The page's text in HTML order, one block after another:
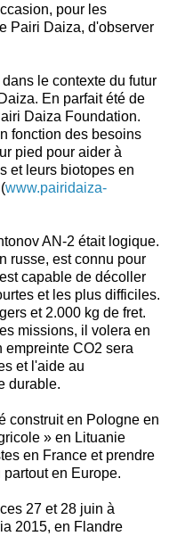
pour les
Pairi Daiza, d'observer
le contexte du futur
En parfait été de
Daiza Foundation.
fonction des besoins
pied pour aider à
et leurs biotopes en
www.pairidaiza-
AN-2 était logique.
russe, est connu pour
capable de décoller
et les plus difficiles.
et 2.000 kg de fret.
missions, il volera en
empreinte CO2 sera
et l'aide au
durable.
construit en Pologne en
» en Lituanie
en France et prendre
en Europe.
27 et 28 juin à
2015, en Flandre